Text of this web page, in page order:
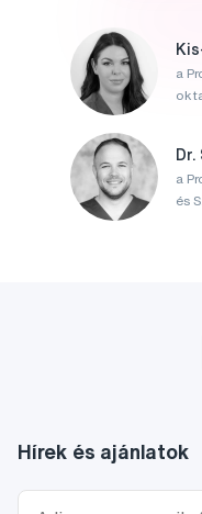
a
Dr.
a
és
Hírek és ajánlatok